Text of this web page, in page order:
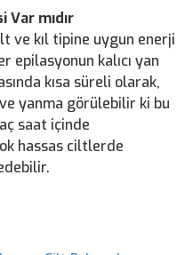
Var mıdır
ve kıl tipine uygun enerji
epilasyonun kalıcı yan
kısa süreli olarak,
ve yanma görülebilir ki bu
saat içinde
hassas ciltlerde